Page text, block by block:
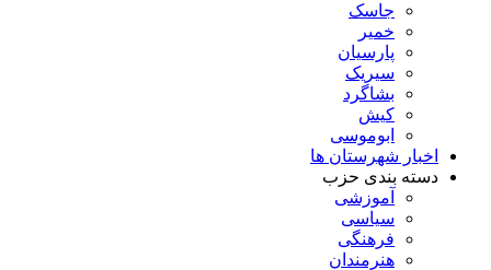
جاسک
خمیر
پارسیان
سیریک
بشاگرد
کیش
ابوموسی
اخبار شهرستان ها
دسته بندی حزب
آموزشی
سیاسی
فرهنگی
هنرمندان